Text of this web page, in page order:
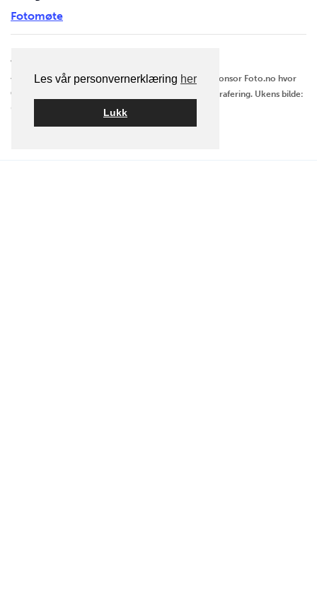
Les vår personvernerklæring her
Lukk
Fotomøte
aktivitet navigasjon
Portrettlys
Gatelangs – 12/4
(PG 18_1)
Kl. 18.00: Besøk hos vår nye sponsor Foto.no hvor
tema for kvelden er makrofotografering. Ukens bilde:
“Natur”.